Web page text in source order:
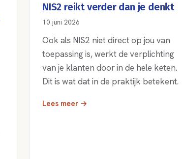
NIS2 reikt verder dan je denkt
10 juni 2026
Ook als NIS2 niet direct op jou van
toepassing is, werkt de verplichting
van je klanten door in de hele keten.
Dit is wat dat in de praktijk betekent.
Lees meer →